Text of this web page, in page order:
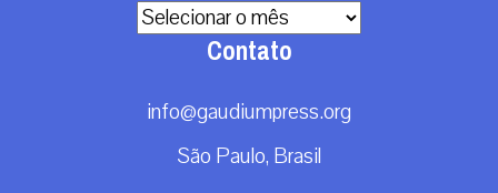
Arquivos
Contato
info@gaudiumpress.org
São Paulo, Brasil